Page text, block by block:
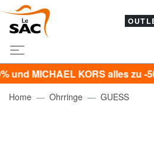
KORS alles zu -50%
Home Ohrringe GUESS